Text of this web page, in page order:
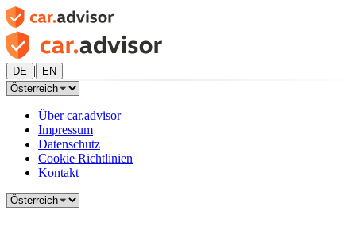
DE | EN
Über car.advisor
Impressum
Datenschutz
Cookie Richtlinien
Kontakt